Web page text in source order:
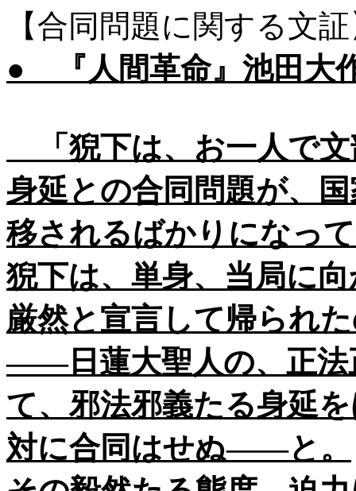
【合同問題に関する文
● 『人間革命』池田大
「猊下は、お一人で
身延との合同問題が、
移されるばかりになっ
猊下は、単身、当局に
厳然と宣言して帰られ
――日蓮大聖人の、正法
て、邪法邪義たる身延
対に合同はせぬ――と。